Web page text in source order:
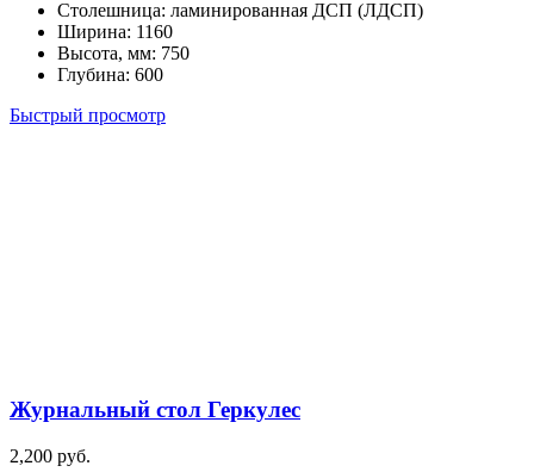
Столешница: ламинированная ДСП (ЛДСП)
Ширина: 1160
Высота, мм: 750
Глубина: 600
Быстрый просмотр
Журнальный стол Геркулес
2,200 руб.